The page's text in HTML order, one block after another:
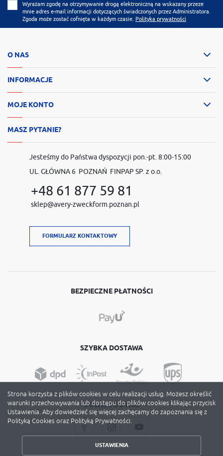
Wyrażam zgodę na otrzymywanie drogą elektroniczną na wskazany przeze
mnie adres e-mail informacji dotyczących świadczonych przez Administratora.
Zgoda może zostać cofnięta w każdym czasie. Polityka prywatności
O NAS
INFORMACJE
MOJE KONTO
MASZ PYTANIE?
Jesteśmy do Państwa dyspozycji pon.-pt. 8:00-15:00
UL. GŁÓWNA 6 POZNAŃ FINPAP SP. z o.o.
+48 61 877 59 81
sklep@avery-zweckform.poznan.pl
FORMULARZ KONTAKTOWY
BEZPIECZNE PŁATNOŚCI
SZYBKA DOSTAWA
DOŁĄCZ DO NAS
Strona korzysta z plików cookies w celu realizacji usług. Możesz określić
warunki przechowywania lub dostępu do plików cookies klikając przycisk
Ustawienia. Aby dowiedzieć się więcej zachęcamy do zapoznania się z
Polityką Cookies oraz Polityką Prywatności.
USTAWIENIA